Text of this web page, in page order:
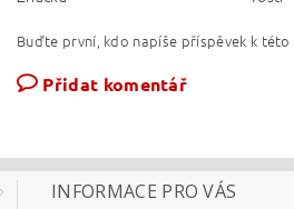
Buďte první, kdo napíše příspěvek k
Přidat komentář
INFORMACE PRO VÁS